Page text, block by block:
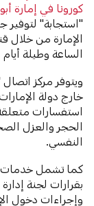
‫كورونا في إمارة
"استجابة" لتوفير
الإمارة من خلال
الساعة وطيلة أيام
استفسارات
الحجر والعزل
النفسي.
كما تشمل خدمات
بقرارات لجنة
وإجراءات دخول